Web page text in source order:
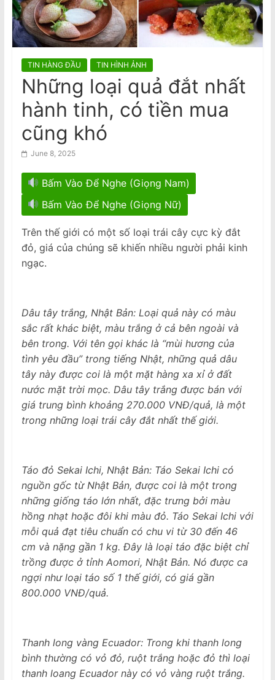
a
m
s
e
N
w
s
p
a
p
e
r
TIN HÀNG ĐẦU TIN HÌNH ẢNH
Những loại quả đắt nhất
hành tinh, có tiền mua
cũng khó
June 8, 2025
Bấm Vào Để Nghe (Giọng Nam)
Bấm Vào Để Nghe (Giọng Nữ)
Trên thế giới có một số loại trái cây cực kỳ đắt
đỏ, giá của chúng sẽ khiến nhiều người phải kinh
ngạc.
Dâu tây trắng, Nhật Bản: Loại quả này có màu
sắc rất khác biệt, màu trắng ở cả bên ngoài và
bên trong. Với tên gọi khác là “mùi hương của
tình yêu đầu” trong tiếng Nhật, những quả dâu
tây này được coi là một mặt hàng xa xỉ ở đất
nước mặt trời mọc. Dâu tây trắng được bán với
giá trung bình khoảng 270.000 VNĐ/quả, là một
trong những loại trái cây đắt nhất thế giới.
Táo đỏ Sekai Ichi, Nhật Bản: Táo Sekai Ichi có
nguồn gốc từ Nhật Bản, được coi là một trong
những giống táo lớn nhất, đặc trưng bởi màu
hồng nhạt hoặc đôi khi màu đỏ. Táo Sekai Ichi với
mỗi quả đạt tiêu chuẩn có chu vi từ 30 đến 46
cm và nặng gần 1 kg. Đây là loại táo đặc biệt chỉ
trồng được ở tỉnh Aomori, Nhật Bản. Nó được ca
ngợi như loại táo số 1 thế giới, có giá gần
800.000 VNĐ/quả.
Thanh long vàng Ecuador: Trong khi thanh long
bình thường có vỏ đỏ, ruột trắng hoặc đỏ thì loại
thanh loang Ecuador này có vỏ vàng ruột trắng.